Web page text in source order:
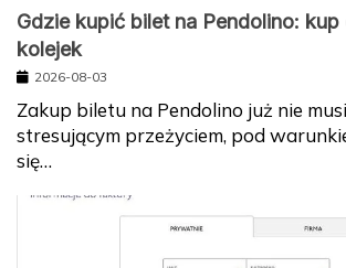
Gdzie kupić bilet na Pendolino: kup
kolejek
2026-08-03
Zakup biletu na Pendolino już nie
stresującym przeżyciem, pod
się…